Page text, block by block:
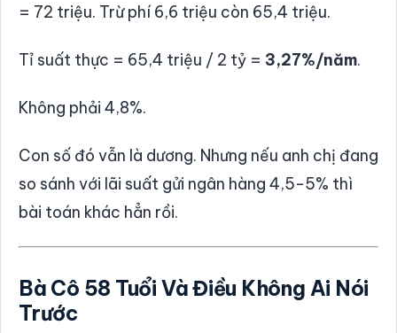
= 72 triệu. Trừ phí 6,6 triệu còn 65,4 triệu.
Tỉ suất thực = 65,4 triệu / 2 tỷ = 3,27%/năm.
Không phải 4,8%.
Con số đó vẫn là dương. Nhưng nếu anh chị đang
so sánh với lãi suất gửi ngân hàng 4,5-5% thì
bài toán khác hẳn rồi.
Bà Cô 58 Tuổi Và Điều Không Ai Nói
Trước